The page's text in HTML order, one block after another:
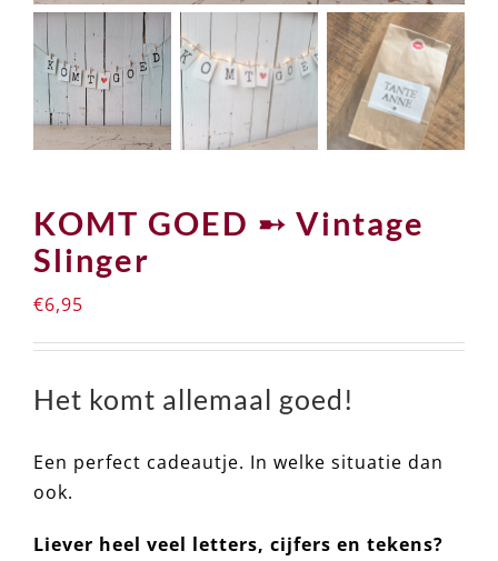
KOMT GOED ➸ Vintage
Slinger
€6,95
Het komt allemaal goed!
Een perfect cadeautje. In welke situatie dan
ook.
Liever heel veel letters, cijfers en tekens?